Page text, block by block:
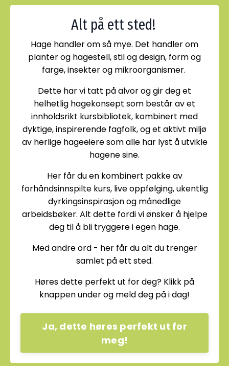
Alt på ett sted!
Hage handler om så mye. Det handler om
planter og hagestell, stil og design, form og
farge, insekter og mikroorganismer.
Dette har vi tatt på alvor og gir deg et
helhetlig hagekonsept som består av et
innholdsrikt kursbibliotek, kombinert med
dyktige, inspirerende fagfolk, og et aktivt miljø
av herlige hageeiere som alle har lyst å utvikle
hagene sine.
Her får du en kombinert pakke av
forhåndsinnspilte kurs, live oppfølging, ukentlig
dyrkingsinspirasjon og månedlige
arbeidsbøker. Alt dette fordi vi ønsker å hjelpe
deg til å bli tryggere i egen hage.
Med andre ord - her får du alt du trenger
samlet på ett sted.
Høres dette perfekt ut for deg? Klikk på
knappen under og meld deg på i dag!
Ja, dette høres perfekt ut for
meg!